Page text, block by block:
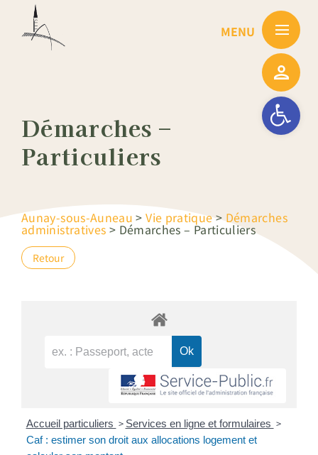
Ouvrir la
Démarches –
Particuliers
Aunay-sous-Auneau >Vie pratique>Démarches
administratives > Démarches – Particuliers
Retour
Accueil particuliers > Services en ligne et formulaires >
Caf : estimer son droit aux allocations logement et